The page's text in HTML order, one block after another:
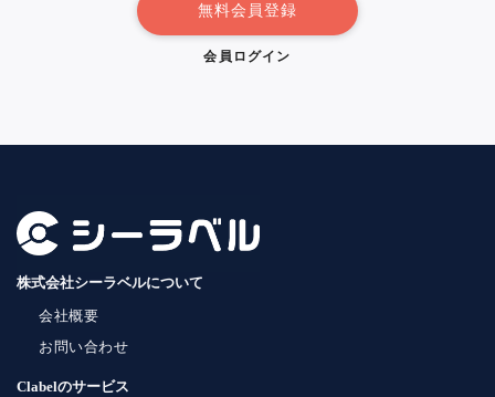
無料会員登録
会員ログイン
株式会社シーラベルについて
会社概要
お問い合わせ
Clabelのサービス